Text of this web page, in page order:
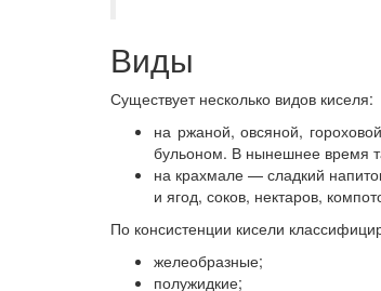
Виды
Существует несколько видов киселя:
на ржаной, овсяной,
бульоном. В нынешнее время
на крахмале — сладкий
и ягод, соков, нектаров,
По консистенции кисели
желеобразные;
полужидкие;